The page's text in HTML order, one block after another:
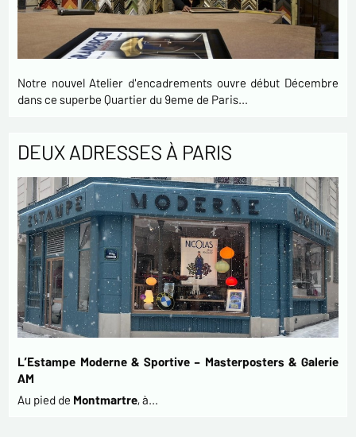
Notre nouvel Atelier d'encadrements ouvre début Décembre
dans ce superbe Quartier du 9eme de Paris…
DEUX ADRESSES À PARIS
L’Estampe Moderne & Sportive – Masterposters & Galerie
AM
Au pied de Montmartre, à…